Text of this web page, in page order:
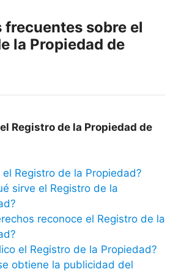
frecuentes sobre el
la Propiedad de
Registro de la Propiedad de
el Registro de la Propiedad?
sirve el Registro de la
reconoce el Registro de la
el Registro de la Propiedad?
obtiene la publicidad del